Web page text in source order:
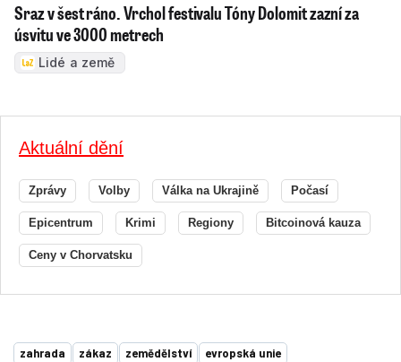
Sraz v šest ráno. Vrchol festivalu Tóny Dolomit zazní za
úsvitu ve 3000 metrech
Lidé a země
Aktuální dění
Zprávy Volby Válka na Ukrajině Počasí
Epicentrum Krimi Regiony Bitcoinová kauza
Ceny v Chorvatsku
zahrada zákaz zemědělství evropská unie